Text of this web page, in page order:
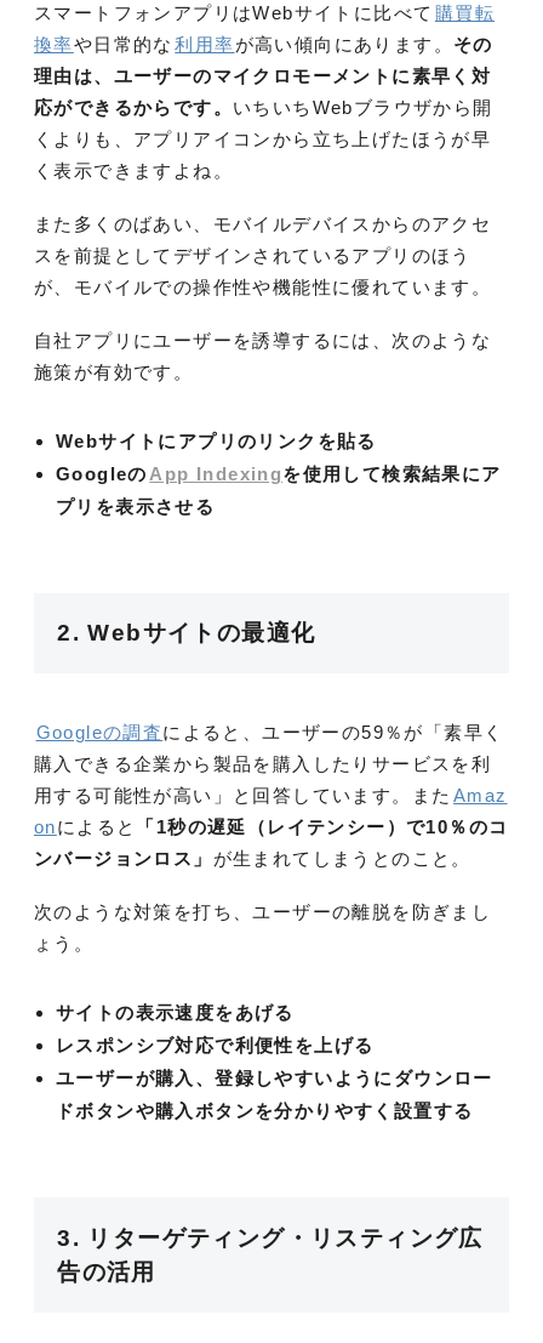
スマートフォンアプリはWebサイトに比べて 購買転
換率や日常的な 利用率が高い傾向にあります。 その
理由は、ユーザーのマイクロモーメントに素早く対
応ができるからです。 いちいちWebブラウザから開
くよりも、アプリアイコンから立ち上げたほうが早
く表示できますよね。
また多くのばあい、モバイルデバイスからのアクセ
スを前提としてデザインされているアプリのほう
が、モバイルでの操作性や機能性に優れています。
自社アプリにユーザーを誘導するには、次のような
施策が有効です。
Webサイトにアプリのリンクを貼る
Googleの App Indexingを使用して検索結果にア
プリを表示させる
2. Webサイトの最適化
Googleの調査によると、ユーザーの59％が「素早く
購入できる企業から製品を購入したりサービスを利
用する可能性が高い」と回答しています。また Amaz
onによると
「1秒の遅延（レイテンシー）で10％のコ
ンバージョンロス」 が生まれてしまうとのこと。
次のような対策を打ち、ユーザーの離脱を防ぎまし
ょう。
サイトの表示速度をあげる
レスポンシブ対応で利便性を上げる
ユーザーが購入、登録しやすいようにダウンロー
ドボタンや購入ボタンを分かりやすく設置する
3. リターゲティング・リスティング広
告の活用